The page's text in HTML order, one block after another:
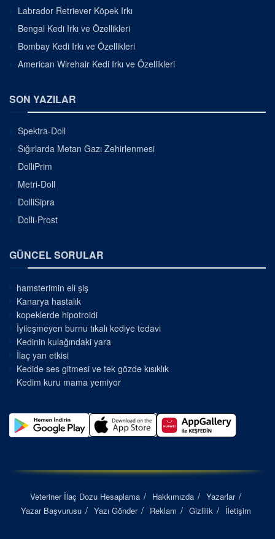
Labrador Retriever Köpek Irkı
Bengal Kedi Irkı ve Özellikleri
Bombay Kedi Irkı ve Özellikleri
American Wirehair Kedi Irkı ve Özellikleri
SON YAZILAR
Spektra-Doll
Sığırlarda Metan Gazı Zehirlenmesi
DolliPrim
Metri-Doll
DolliSipra
Dolli-Prost
GÜNCEL SORULAR
hamsterimin eli şiş
Kanarya hastalık
kopeklerde hipotroidi
İyileşmeyen burnu tıkalı kediye tedavi
Kedinin kulağındaki yara
İlaç yan etkisi
Kedide ses gitmesi ve tek gözde kısıklık
Kedim kuru mama yemiyor
Veteriner İlaç Dozu Hesaplama Hakkımızda
Yazarlar
Yazar Başvurusu
Yazı Gönder Reklam Gizlilik İletişim